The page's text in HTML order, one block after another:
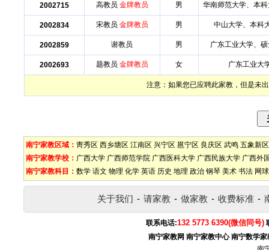
2002715 高教员 金牌教员 男 华南师范大学、本
2002834 宋教员 金牌教员 男 中山大学、本科
2002859 谢教员 男 广东工业大学、
2002693 题教员 金牌教员 女 广东工业大
注意：如果您已应聘此家教，但是未
南宁家教区域： 靑秀区 西乡塘区 江南区 兴宁区 邕宁区 良庆区 武鸣 五象新区
南宁家教学校： 广西大学 广西师范学院 广西医科大学 广西民族大学 广西外
南宁家教科目： 数学 语文 物理 化学 英语 历史 地理 政治 钢琴 美术 书法 网球
关于我们 - 请家教 - 做家教 - 收费标准 -
联系电话:132 5773 6390(微信同号)
南宁家教网 南宁家教中心 南宁数学家